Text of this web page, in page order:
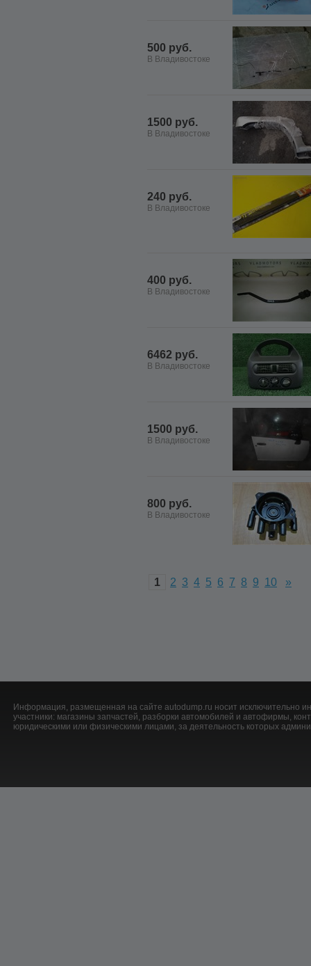
500 руб.
В Владивостоке
1500 руб.
В Владивостоке
240 руб.
В Владивостоке
400 руб.
В Владивостоке
6462 руб.
В Владивостоке
1500 руб.
В Владивостоке
800 руб.
В Владивостоке
1 2 3 4 5 6 7 8 9 10 »
Информация, размещенная на сайте autodump.ru носит исключительно
участники: магазины запчастей, разборки автомобилей и автофирмы,
юридическими или физическими лицами, за деятельность которых